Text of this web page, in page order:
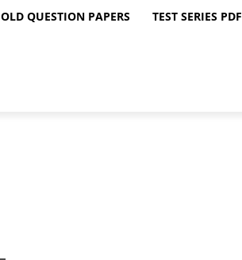
OLD QUESTION PAPERS TEST SERIES PDF